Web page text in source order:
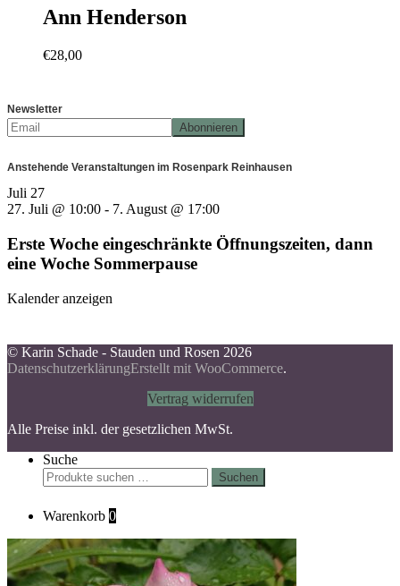
Ann Henderson
€28,00
Newsletter
Anstehende Veranstaltungen im Rosenpark Reinhausen
Juli 27
27. Juli @ 10:00 - 7. August @ 17:00
Erste Woche eingeschränkte Öffnungszeiten, dann
eine Woche Sommerpause
Kalender anzeigen
© Karin Schade - Stauden und Rosen 2026
DatenschutzerklärungErstellt mit WooCommerce.
Vertrag widerrufen
Alle Preise inkl. der gesetzlichen MwSt.
Suche
Suchen
nach:
Suchen
Warenkorb 0